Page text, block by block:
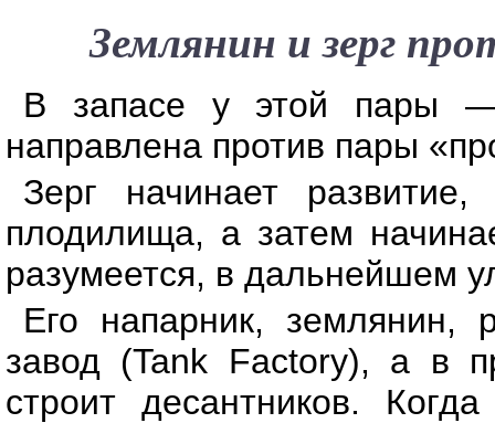
Землянин и зерг
В запасе у этой пары —
направлена против пары
Зерг начинает
плодилища, а затем
разумеется, в дальнейшем
Его напарник, землянин,
завод (Tank Factory), а в
строит десантников.